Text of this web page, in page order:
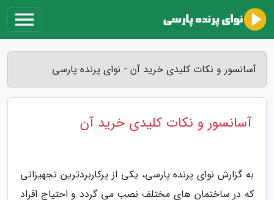
آسانسور و نکات کلیدی خرید آن - نوای پرنده پارسی
آسانسور و نکات کلیدی خرید آن
به گزارش نوای پرنده پارسی، یکی از پرکاربردترین تجهیزاتی
که در ساختمان های مختلف نصب می گردد و احتیاج افراد